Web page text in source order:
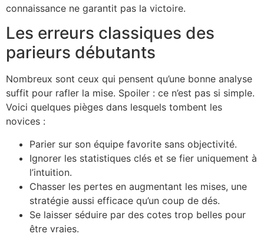
connaissance ne garantit pas la victoire.
Les erreurs classiques des
parieurs débutants
Nombreux sont ceux qui pensent qu’une bonne analyse
suffit pour rafler la mise. Spoiler : ce n’est pas si simple.
Voici quelques pièges dans lesquels tombent les
novices :
Parier sur son équipe favorite sans objectivité.
Ignorer les statistiques clés et se fier uniquement à
l’intuition.
Chasser les pertes en augmentant les mises, une
stratégie aussi efficace qu’un coup de dés.
Se laisser séduire par des cotes trop belles pour
être vraies.